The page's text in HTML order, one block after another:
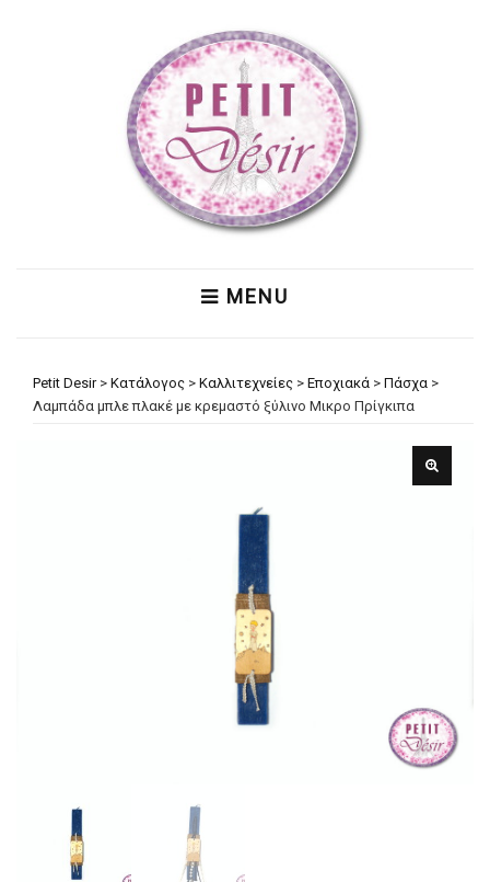
MENU
Petit Desir> Κατάλογος > Καλλιτεχνείες > Εποχιακά > Πάσχα >
Λαμπάδα μπλε πλακέ με κρεμαστό ξύλινο Μικρο Πρίγκιπα